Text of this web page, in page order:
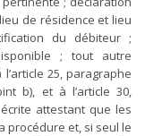
de résidence et lieu
du débiteur ;
; tout autre
25, paragraphe
b), et à l’article 30,
attestant que les
procédure et, si seul le